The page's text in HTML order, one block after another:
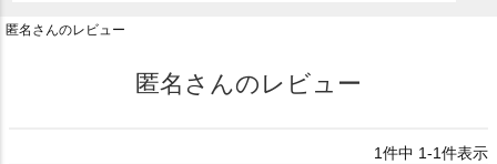
匿名さんのレビュー
匿名さんのレビュー
1件中 1-1件表示